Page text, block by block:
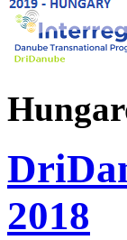
2018